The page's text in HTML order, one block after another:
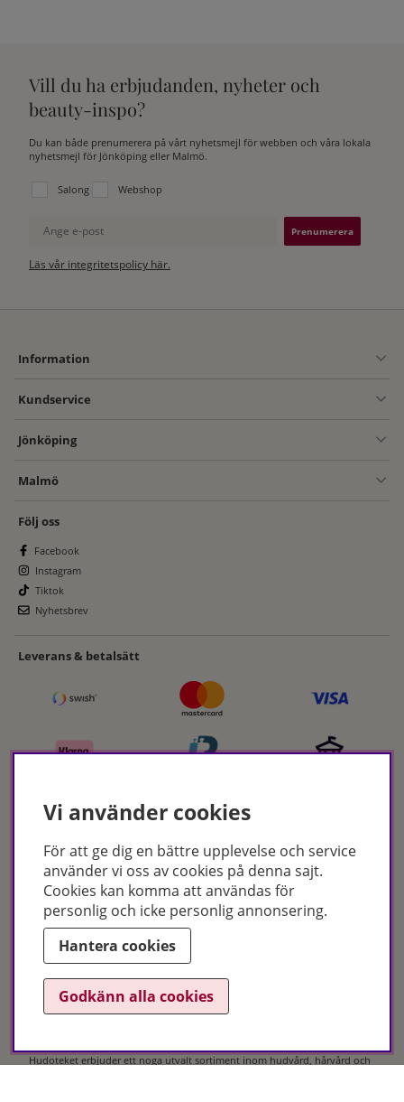
Vill du ha erbjudanden, nyheter och
beauty-inspo?
Du kan både prenumerera på vårt nyhetsmejl för webben och våra lokala
nyhetsmejl för Jönköping eller Malmö.
Välj vilken lista du vill prenumerera på:
Salong Webshop
Ange e-post
Läs vår integritetspolicy här.
Information
Kundservice
Jönköping
Malmö
Följ oss
Facebook
Instagram
Tiktok
Nyhetsbrev
Leverans & betalsätt
Certifikat
Hudoteket erbjuder ett noga utvalt sortiment inom hudvård, hårvård och
Vi använder cookies
För att ge dig en bättre upplevelse och service
använder vi oss av cookies på denna sajt.
Cookies kan komma att användas för
personlig och icke personlig annonsering.
Hantera cookies
Godkänn alla cookies